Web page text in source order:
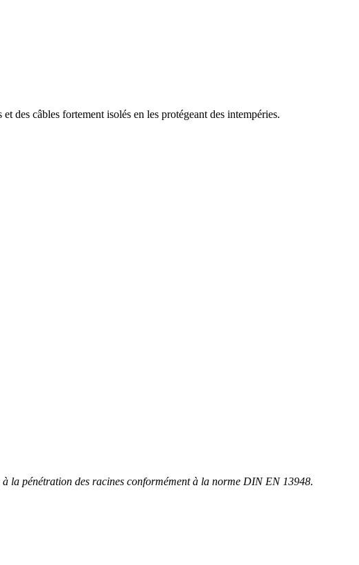
des câbles fortement isolés en les protégeant des intempéries.
la pénétration des racines conformément à la norme DIN EN 13948.